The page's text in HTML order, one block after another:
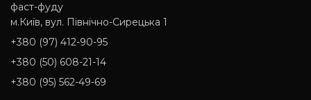
фаст-фуду
м.Київ, вул. Північно-Сирецька 1
+380 (97) 412-90-95
+380 (50) 608-21-14
+380 (95) 562-49-69